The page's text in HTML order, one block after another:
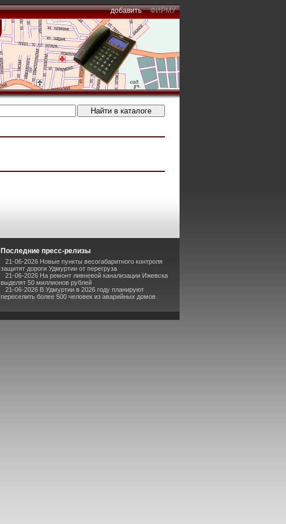
добавить ФИРМУ
Последние пресс-релизы
21-06-2026 Новые пункты весогабаритного контроля
защитят дороги Удмуртии от перегруза
21-06-2026 На ремонт ливневой канализации Ижевска
выделят 50 миллионов рублей
21-06-2026 В Удмуртии в 2026 году планируют
переселить более 500 человек из аварийных домов